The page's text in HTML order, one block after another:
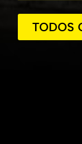
TODOS